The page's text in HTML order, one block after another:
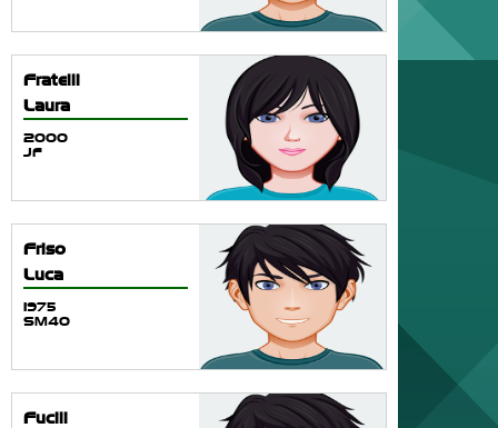
Fratelli
Laura
2000
JF
Friso
Luca
1975
SM40
Fucili